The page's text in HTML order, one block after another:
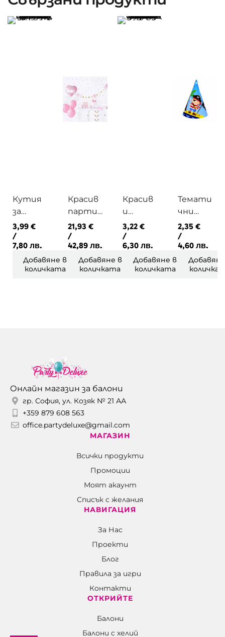
Кутия
за
пуканки
LITTLE
PLANE
3,99 €
/
7,80 лв.
Добавяне в
количката
Красив
парти
сет за
бебешк
о
парти
ITS A
21,93 €
/
42,89 лв.
Добавяне в
количката
Красив
и
розови
парти
чинийк
и на
златни
3,22 €
/
6,30 лв.
Добавяне в
количката
Темати
чни
парти
шапки
Син
пират
2,35 €
/
4,60 лв.
Онлайн магазин за балони
гр. София, ул. Козяк № 21 АА
+359 879 608 563
office.partydeluxe@gmail.com
МАГАЗИН
Всички продукти
Промоции
Моят акаунт
Списък с желания
НАВИГАЦИЯ
За Нас
Проекти
Блог
Правила за игри
Контакти
ОТКРИЙТЕ
Балони
Балони c хелий